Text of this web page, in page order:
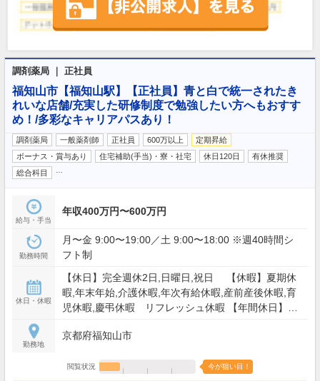
調剤薬局 ｜ 正社員
福知山市【福知山駅】【正社員】青と白で統一されたき
れいな店舗/充実した研修制度で勉強したい方へもおすす
め！/多彩なキャリアパスあり！
調剤薬局 一般薬剤師 正社員 600万以上
定期昇給
ボーナス・賞与あり
住宅補助(手当)・寮・社宅 休日120日
有休推奨
総合科目
給与・手当
年収400万円〜600万円
勤務時間
月〜金 9:00〜19:00／土 9:00〜18:00 ※週40時間シ
フト制
休日・休暇
【休日】完全週休2日,日曜日,祝日 【休暇】夏期休
暇,年末年始,介護休暇,年次有給休暇,産前産後休暇,育
児休暇,慶弔休暇 リフレッシュ休暇 【年間休日】
勤務地
京都府福知山市
閲覧状況 今が狙い目！